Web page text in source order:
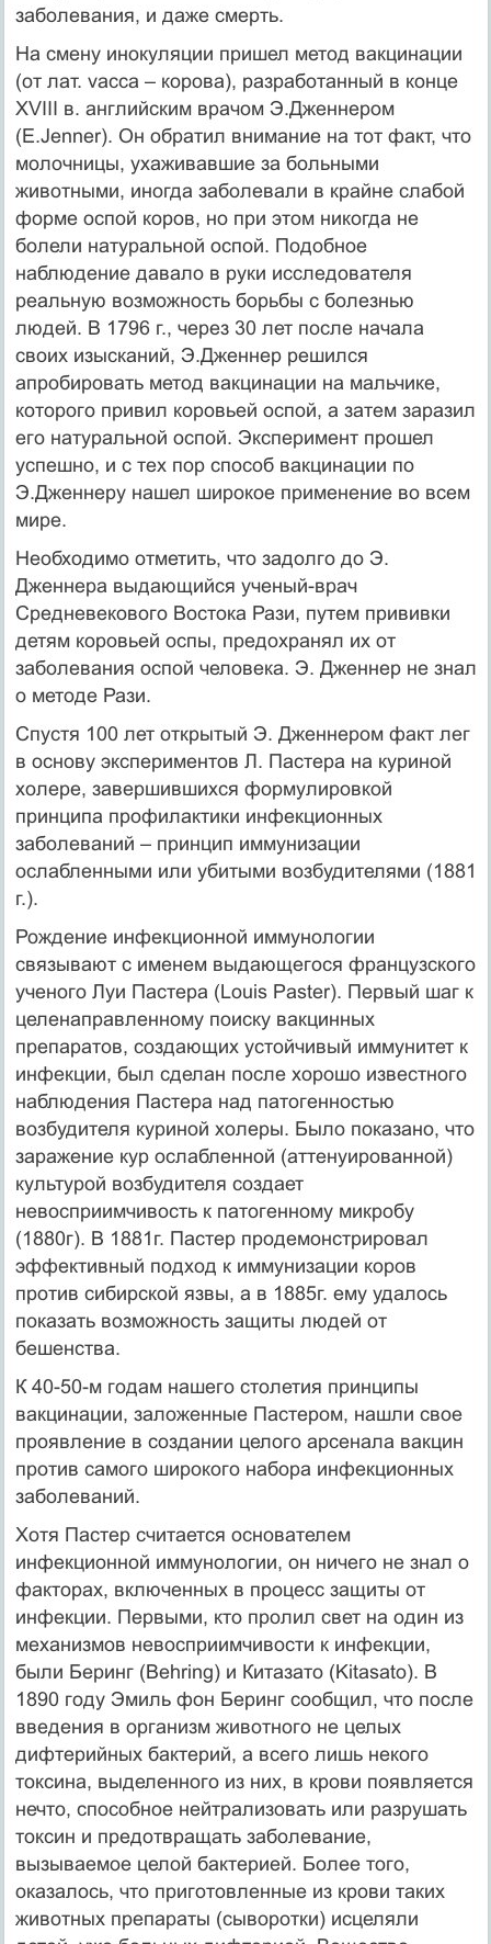
заболевания, и даже смерть.
На смену инокуляции пришел метод вакцинации
(от лат. vacca – корова), разработанный в конце
XVIII в. английским врачом Э.Дженнером
(E.Jenner). Он обратил внимание на тот факт, что
молочницы, ухаживавшие за больными
животными, иногда заболевали в крайне слабой
форме оспой коров, но при этом никогда не
болели натуральной оспой. Подобное
наблюдение давало в руки исследователя
реальную возможность борьбы с болезнью
людей. В 1796 г., через 30 лет после начала
своих изысканий, Э.Дженнер решился
апробировать метод вакцинации на мальчике,
которого привил коровьей оспой, а затем заразил
его натуральной оспой. Эксперимент прошел
успешно, и с тех пор способ вакцинации по
Э.Дженнеру нашел широкое применение во всем
мире.
Необходимо отметить, что задолго до Э.
Дженнера выдающийся ученый-врач
Средневекового Востока Рази, путем прививки
детям коровьей оспы, предохранял их от
заболевания оспой человека. Э. Дженнер не знал
о методе Рази.
Спустя 100 лет открытый Э. Дженнером факт лег
в основу экспериментов Л. Пастера на куриной
холере, завершившихся формулировкой
принципа профилактики инфекционных
заболеваний – принцип иммунизации
ослабленными или убитыми возбудителями (1881
г.).
Рождение инфекционной иммунологии
связывают с именем выдающегося французского
ученого Луи Пастера (Louis Paster). Первый шаг к
целенаправленному поиску вакцинных
препаратов, создающих устойчивый иммунитет к
инфекции, был сделан после хорошо известного
наблюдения Пастера над патогенностью
возбудителя куриной холеры. Было показано, что
заражение кур ослабленной (аттенуированной)
культурой возбудителя создает
невосприимчивость к патогенному микробу
(1880г). В 1881г. Пастер продемонстрировал
эффективный подход к иммунизации коров
против сибирской язвы, а в 1885г. ему удалось
показать возможность защиты людей от
бешенства.
К 40-50-м годам нашего столетия принципы
вакцинации, заложенные Пастером, нашли свое
проявление в создании целого арсенала вакцин
против самого широкого набора инфекционных
заболеваний.
Хотя Пастер считается основателем
инфекционной иммунологии, он ничего не знал о
факторах, включенных в процесс защиты от
инфекции. Первыми, кто пролил свет на один из
механизмов невосприимчивости к инфекции,
были Беринг (Behring) и Китазато (Kitasato). В
1890 году Эмиль фон Беринг сообщил, что после
введения в организм животного не целых
дифтерийных бактерий, а всего лишь некого
токсина, выделенного из них, в крови появляется
нечто, способное нейтрализовать или разрушать
токсин и предотвращать заболевание,
вызываемое целой бактерией. Более того,
оказалось, что приготовленные из крови таких
животных препараты (сыворотки) исцеляли